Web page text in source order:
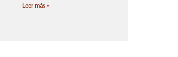
Leer más »